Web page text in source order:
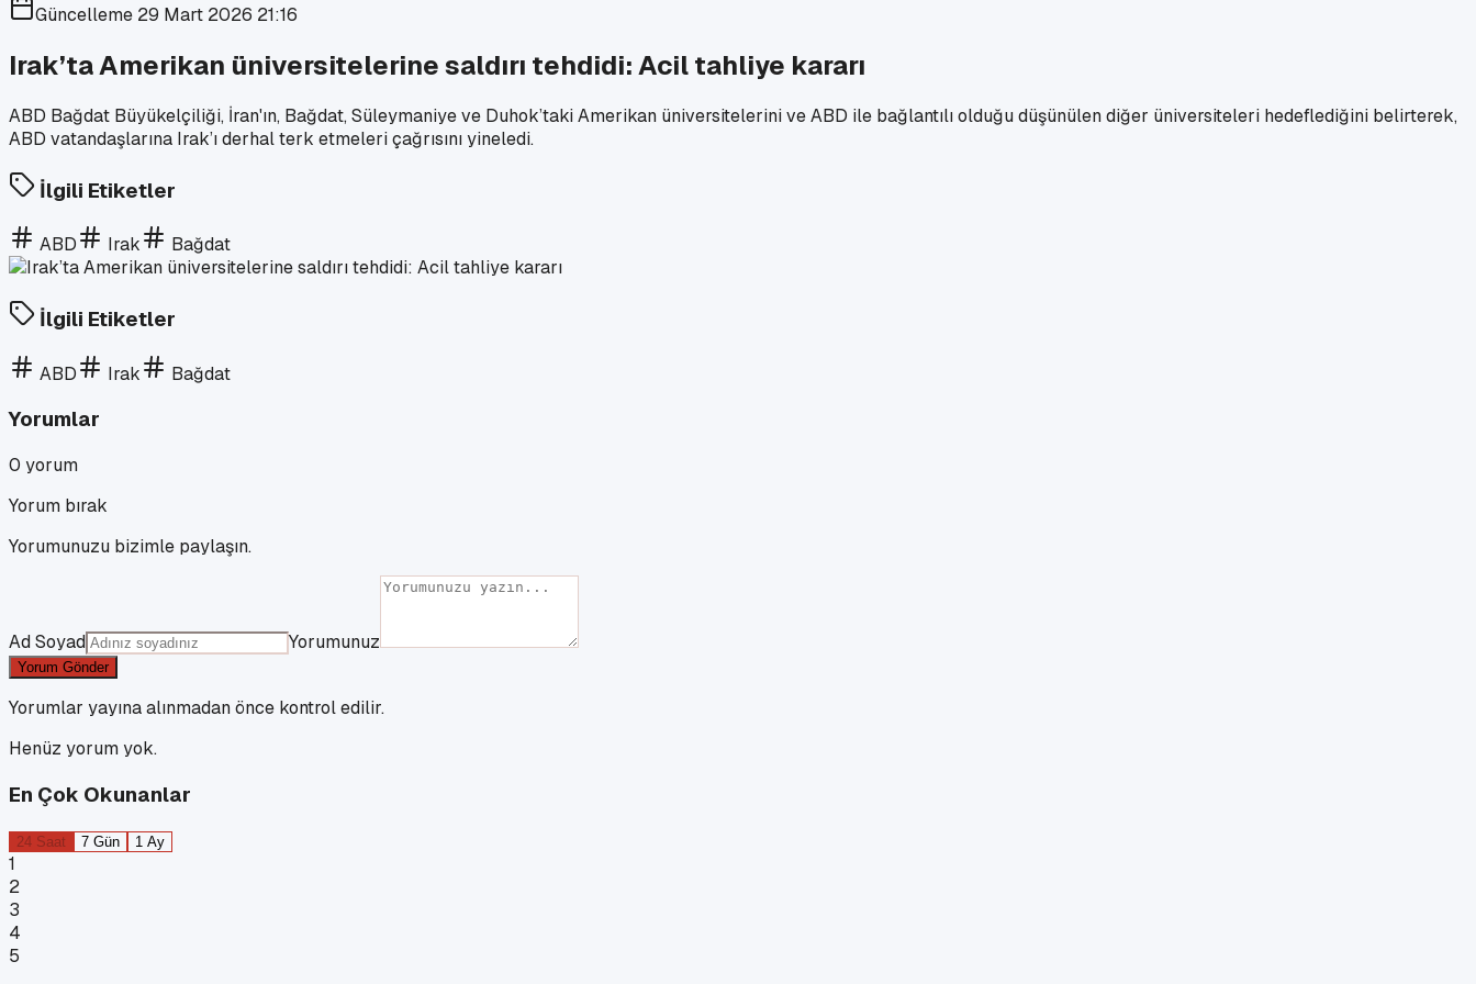
Güncelleme 29 Mart 2026 21:16
Irak’ta Amerikan üniversitelerine saldırı tehdidi: Acil tahliye kararı
ABD Bağdat Büyükelçiliği, İran'ın, Bağdat, Süleymaniye ve Duhok’taki Amerikan üniversitelerini ve ABD ile bağlantılı olduğu düşünülen diğer üniversiteleri hedeflediğini belirterek,
ABD vatandaşlarına Irak’ı derhal terk etmeleri çağrısını yineledi.
İlgili Etiketler
ABD Irak Bağdat
İlgili Etiketler
ABD Irak Bağdat
Yorumlar
0 yorum
Yorum bırak
Yorumunuzu bizimle paylaşın.
Ad Soyad Yorumunuz
Yorum Gönder
Yorumlar yayına alınmadan önce kontrol edilir.
Henüz yorum yok.
En Çok Okunanlar
24 Saat 7 Gün 1 Ay
1
2
3
4
5